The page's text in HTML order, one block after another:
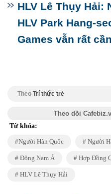
HLV Lê Thụy Hải:
HLV Park Hang-
Games vẫn rất
Theo Trí thức trẻ
Theo dõi
Từ khóa:
Người Hàn Quốc Người
Đông Nam Á Hợp Đồng
HLV Lê Thụy Hải